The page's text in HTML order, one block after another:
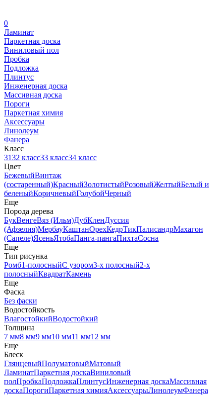
0
Ламинат
Паркетная доска
Виниловый пол
Пробка
Подложка
Плинтус
Инженерная доска
Массивная доска
Пороги
Паркетная химия
Аксессуары
Линолеум
Фанера
Класс
3132 класс33 класс34 класс
Цвет
БежевыйВинтаж
(состаренный)КрасныйЗолотистыйРозовыйЖелтыйБелый и
беленыйКоричневыйГолубойЧерный
Еще
Порода дерева
БукВенгеВяз (Ильм)ДубКленДуссия
(Афзелия)МербауКаштанОрехКедрТикПалисандрМахагон
(Сапеле)ЯсеньЯтобаПанга-пангаПихтаСосна
Еще
Тип рисунка
Ромб1-полосныйС узором3-х полосный2-х
полосныйКвадратКамень
Еще
Фаска
Без фаски
Водостойкость
ВлагостойкийВодостойкий
Толщина
7 мм8 мм9 мм10 мм11 мм12 мм
Еще
Блеск
ГлянцевыйПолуматовыйМатовый
ЛаминатПаркетная доскаВиниловый
полПробкаПодложкаПлинтусИнженерная доскаМассивная
доскаПорогиПаркетная химияАксессуарыЛинолеумФанера